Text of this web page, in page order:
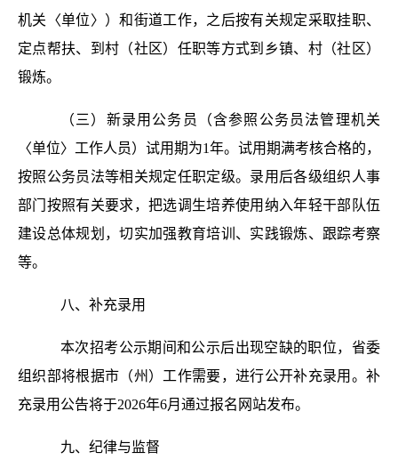
机关〈单位〉）和街道工作，之后按有关规定采取挂职、
定点帮扶、到村（社区）任职等方式到乡镇、村（社区）
锻炼。
（三）新录用公务员（含参照公务员法管理机关
〈单位〉工作人员）试用期为1年。试用期满考核合格的，
按照公务员法等相关规定任职定级。录用后各级组织人事
部门按照有关要求，把选调生培养使用纳入年轻干部队伍
建设总体规划，切实加强教育培训、实践锻炼、跟踪考察
等。
八、补充录用
本次招考公示期间和公示后出现空缺的职位，省委
组织部将根据市（州）工作需要，进行公开补充录用。补
充录用公告将于2026年6月通过报名网站发布。
九、纪律与监督